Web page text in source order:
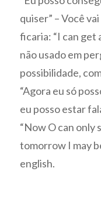
quiser” – Você
ficaria: “I can get
não usado em
possibilidade,
“Agora eu só
eu posso estar
“Now O can only
tomorrow I may
english.